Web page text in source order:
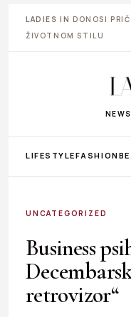
LADIES IN DONOSI
ŽIVOTNOM STILU
LIFESTYLEFASHION
UNCATEGORIZED
Business
retrovizor“